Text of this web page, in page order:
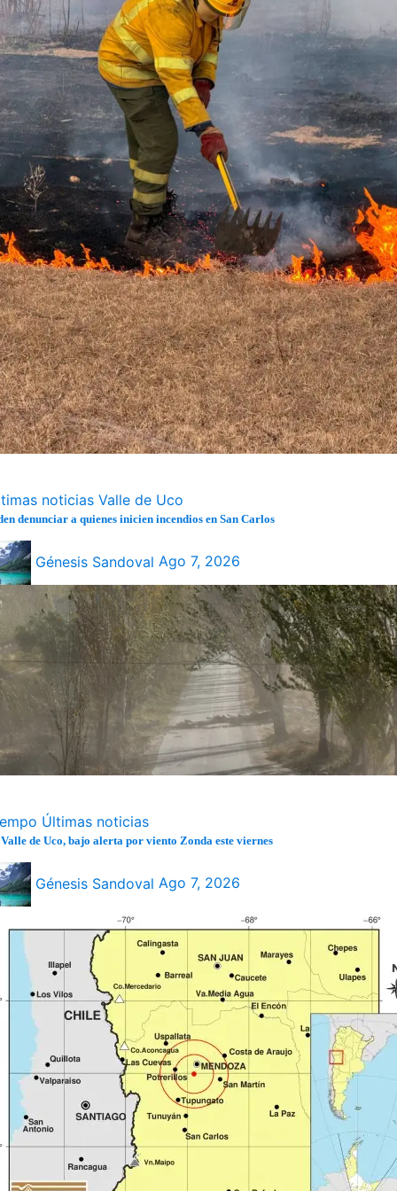
noticias Valle de Uco
denunciar a quienes inicien incendios en San Carlos
Génesis Sandoval Ago 7, 2026
Últimas noticias
de Uco, bajo alerta por viento Zonda este viernes
Génesis Sandoval Ago 7, 2026